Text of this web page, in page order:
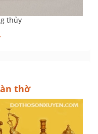
thủy
thờ